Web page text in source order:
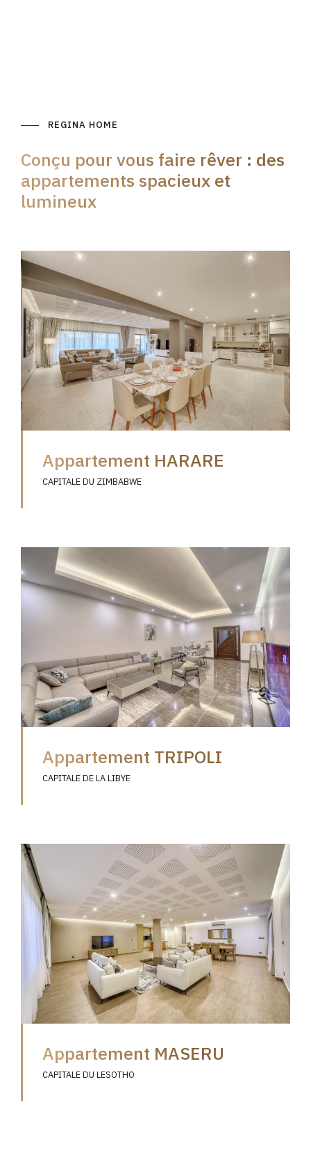
REGINA HOME
Conçu pour vous faire rêver : des
appartements spacieux et
lumineux
Appartement HARARE
CAPITALE DU ZIMBABWE
Appartement TRIPOLI
CAPITALE DE LA LIBYE
Appartement MASERU
CAPITALE DU LESOTHO